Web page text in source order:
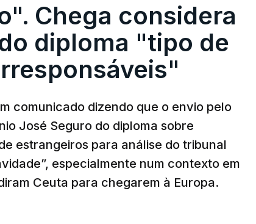
Chega considera
diploma "tipo de
comunicado dizendo que o envio pelo
José Seguro do diploma sobre
estrangeiros para análise do tribunal
especialmente num contexto em
Ceuta para chegarem à Europa.